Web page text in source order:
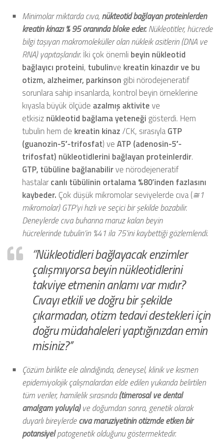
Minimolar miktarda cıva, nükteotid bağlayan proteinlerden
kreatin kinazı % 95 oranında bloke eder.Nükleotitler, hücrede
bilgi taşıyan makromoleküller olan nükleik asitlerin (DNA ve
RNA) yapıtaşlarıdır. İki çok önemli beyin nükleotid
bağlayıcı proteini, tubulinve kreatin kinazdır ve bu
otizm, alzheimer, parkinson gibi nörodejeneratif
sorunlara sahip insanlarda, kontrol beyin örneklerine
kıyasla büyük ölçüde azalmış aktivite ve
etkisiz nükleotid bağlama yeteneği gösterdi. Hem
tubulin hem de kreatin kinaz /CK, sırasıyla GTP
(guanozin-5′-trifosfat) ve ATP (adenosin-5′-
trifosfat) nükleotidlerini bağlayan proteinlerdir.
GTP, tübüline bağlanabilirve nörodejeneratif
hastalar canlı tübülinin ortalama %80’inden fazlasını
kaybeder. Çok düşük mikromolar seviyelerde cıva (≅1
mikromolar) GTP’yi hızlıve seçici birşekilde bozabilir.
Deneylerde cıva buharına maruz kalan beyin
hücrelerinde tubulin’in %41 ila 75’ini kaybettiği gözlemlendi.
‘’Nükleotidleri bağlayacak enzimler
çalışmıyorsa beyin nükleotidlerini
takviye etmenin anlamı var mıdır?
Cıvayı etkili ve doğru bir şekilde
çıkarmadan, otizm tedavi destekleri için
doğru müdahaleleri yaptığınızdan emin
misiniz?’’
Çözüm birlikte ele alındığında, deneysel, klinik ve kısmen
epidemiyolojik çalışmalardan elde edilen yukarıda belirtilen
tüm veriler, hamilelik sırasında(timerosal ve dental
amalgam yoluyla)ve doğumdan sonra, genetik olarak
duyarlı bireylerdecıva maruziyetinin otizmde etken bir
potansiyelpatogenetik olduğunu göstermektedir.